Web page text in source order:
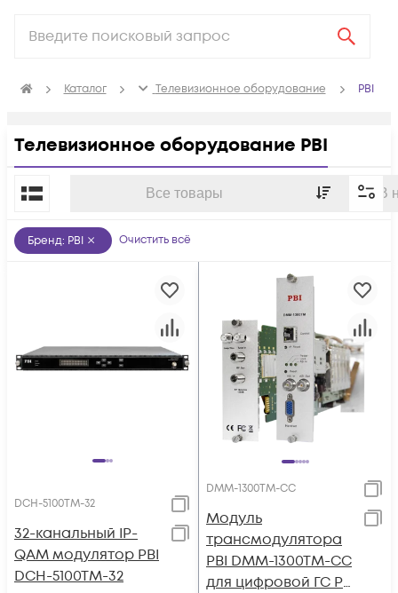
Каталог Телевизионное оборудование PBI
Телевизионное оборудование PBI
Все товары В
По популярности
Бренд: PBI Очистить всё
DCH-5100TM-32
32-канальный IP-
QAM модулятор PBI
DCH-5100TM-32
DMM-1300TM-CC
Модуль
трансмодулятора
PBI DMM-1300TM-CC
для цифровой ГС PBI